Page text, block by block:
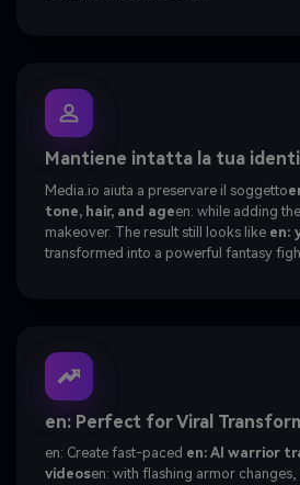
Mantiene intatta la tua
Media.io aiuta a preservare il soggetto
tone, hair, and ageen: while adding
makeover. The result still looks like en:
transformed into a powerful fantasy
en: Perfect for Viral
en: Create fast-paced en: AI warrior
videosen: with flashing armor